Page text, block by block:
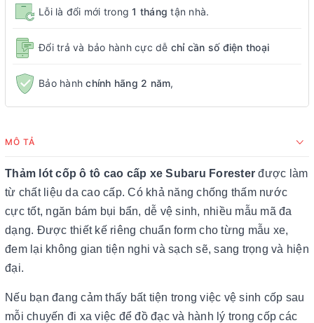
Lỗi là đổi mới trong1 tháng tận nhà.
Đổi trả và bảo hành cực dễ chỉ cần số điện thoại
Bảo hànhchính hãng 2 năm,
MÔ TẢ
Thảm lót cốp ô tô cao cấp xe Subaru Forester được làm
từ chất liệu da cao cấp. Có khả năng chống thấm nước
cực tốt, ngăn bám bụi bẩn, dễ vệ sinh, nhiều mẫu mã đa
dạng. Được thiết kế riêng chuẩn form cho từng mẫu xe,
đem lại không gian tiện nghi và sạch sẽ, sang trọng và hiện
đại.
Nếu bạn đang cảm thấy bất tiện trong việc vệ sinh cốp sau
mỗi chuyến đi xa việc để đồ đạc và hành lý trong cốp các